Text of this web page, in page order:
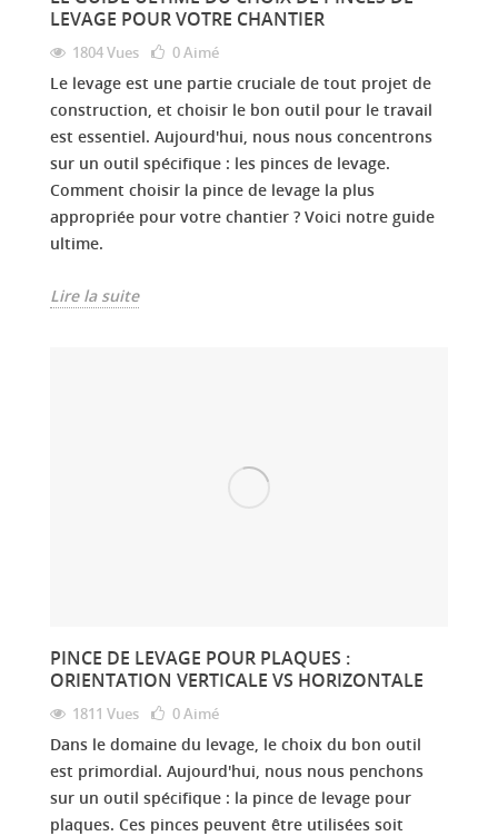
LEVAGE POUR VOTRE CHANTIER
1804 Vues 0Aimé
Le levage est une partie cruciale de tout projet de
construction, et choisir le bon outil pour le travail
est essentiel. Aujourd'hui, nous nous concentrons
sur un outil spécifique : les pinces de levage.
Comment choisir la pince de levage la plus
appropriée pour votre chantier ? Voici notre guide
ultime.
Lire la suite
PINCE DE LEVAGE POUR PLAQUES :
ORIENTATION VERTICALE VS HORIZONTALE
1811 Vues 0Aimé
Dans le domaine du levage, le choix du bon outil
est primordial. Aujourd'hui, nous nous penchons
sur un outil spécifique : la pince de levage pour
plaques. Ces pinces peuvent être utilisées soit